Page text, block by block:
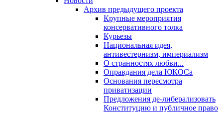
Архив предыдущего проекта
Крупные мероприятия
консервативного толка
Курьезы
Национальная идея,
антивестернизм, империализм
О странностях любви...
Оправдания дела ЮКОСа
Основания пересмотра
приватизации
Предложения де-либерализовать
Конституцию и публичное право